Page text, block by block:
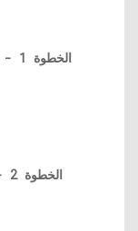
الخطوة 1 -
الخطوة 2 -